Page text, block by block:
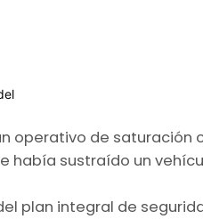
operativo de saturación
había sustraído un
plan integral de